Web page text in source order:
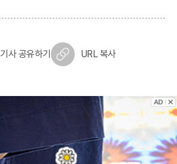
기사 공유하기 URL 복사